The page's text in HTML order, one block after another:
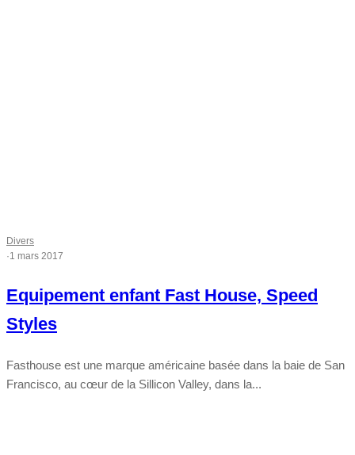
Divers
·1 mars 2017
Equipement enfant Fast House, Speed
Styles
Fasthouse est une marque américaine basée dans la baie de San
Francisco, au cœur de la Sillicon Valley, dans la...